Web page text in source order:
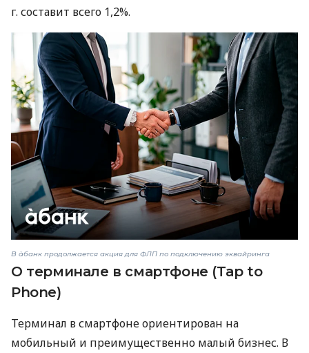
г. составит всего 1,2%.
В àбанк продолжается акция для ФЛП по подключению эквайринга
О терминале в смартфоне (Tap to
Phone)
Терминал в смартфоне ориентирован на
мобильный и преимущественно малый бизнес. В